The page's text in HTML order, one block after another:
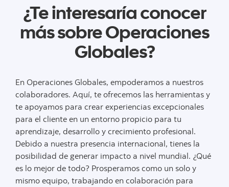
¿Te interesaría conocer
más sobre Operaciones
Globales?
En Operaciones Globales, empoderamos a nuestros
colaboradores. Aquí, te ofrecemos las herramientas y
te apoyamos para crear experiencias excepcionales
para el cliente en un entorno propicio para tu
aprendizaje, desarrollo y crecimiento profesional.
Debido a nuestra presencia internacional, tienes la
posibilidad de generar impacto a nivel mundial. ¿Qué
es lo mejor de todo? Prosperamos como un solo y
mismo equipo, trabajando en colaboración para